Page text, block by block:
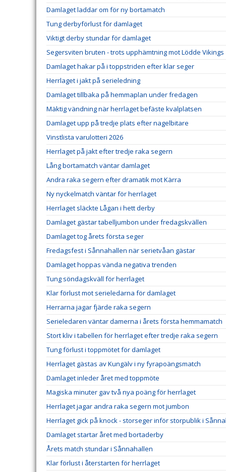
Damlaget laddar om för ny bortamatch
Tung derbyförlust för damlaget
Viktigt derby stundar för damlaget
Segersviten bruten - trots upphämtning mot Lödde Vikings
Damlaget hakar på i toppstriden efter klar seger
Herrlaget i jakt på serieledning
Damlaget tillbaka på hemmaplan under fredagen
Mäktig vändning när herrlaget befäste kvalplatsen
Damlaget upp på tredje plats efter nagelbitare
Vinstlista varulotteri 2026
Herrlaget på jakt efter tredje raka segern
Lång bortamatch väntar damlaget
Andra raka segern efter dramatik mot Kärra
Ny nyckelmatch väntar för herrlaget
Herrlaget släckte Lågan i hett derby
Damlaget gästar tabelljumbon under fredagskvällen
Damlaget tog årets första seger
Fredagsfest i Sånnahallen när serietvåan gästar
Damlaget hoppas vända negativa trenden
Tung söndagskväll för herrlaget
Klar förlust mot serieledarna för damlaget
Herrarna jagar fjärde raka segern
Serieledaren väntar damerna i årets första hemmamatch
Stort kliv i tabellen för herrlaget efter tredje raka segern
Tung förlust i toppmötet för damlaget
Herrlaget gästas av Kungälv i ny fyrapoängsmatch
Damlaget inleder året med toppmöte
Magiska minuter gav två nya poäng för herrlaget
Herrlaget jagar andra raka segern mot jumbon
Herrlaget gick på knock - storseger inför storpublik i
Damlaget startar året med bortaderby
Årets match stundar i Sånnahallen
Klar förlust i återstarten för herrlaget